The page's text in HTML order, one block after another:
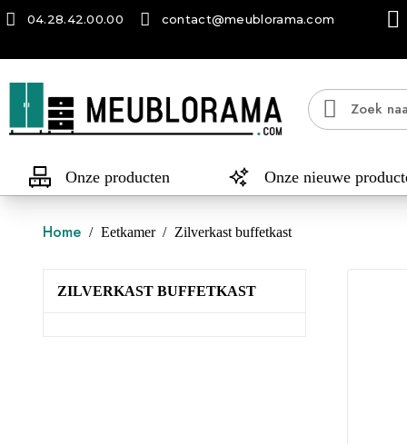
04.28.42.00.00 contact@meublorama.com
Onze producten Onze nieuwe
Home Eetkamer Zilverkast buffetkast
ZILVERKAST BUFFETKAST